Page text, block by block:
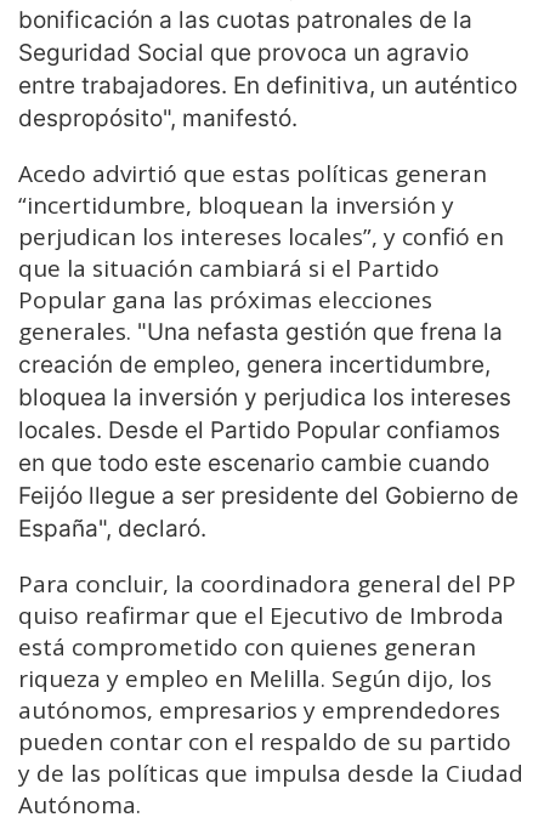
bonificación a las cuotas patronales de la
Seguridad Social que provoca un agravio
entre trabajadores. En definitiva, un auténtico
despropósito", manifestó.
Acedo advirtió que estas políticas generan
“incertidumbre, bloquean la inversión y
perjudican los intereses locales”, y confió en
que la situación cambiará si el Partido
Popular gana las próximas elecciones
generales. "Una nefasta gestión que frena la
creación de empleo, genera incertidumbre,
bloquea la inversión y perjudica los intereses
locales. Desde el Partido Popular confiamos
en que todo este escenario cambie cuando
Feijóo llegue a ser presidente del Gobierno de
España", declaró.
Para concluir, la coordinadora general del PP
quiso reafirmar que el Ejecutivo de Imbroda
está comprometido con quienes generan
riqueza y empleo en Melilla. Según dijo, los
autónomos, empresarios y emprendedores
pueden contar con el respaldo de su partido
y de las políticas que impulsa desde la Ciudad
Autónoma.